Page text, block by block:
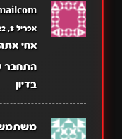
אפריל 3, 2022 בשעה 12:48 am
אחי
התחבר
בדיון
משתמש